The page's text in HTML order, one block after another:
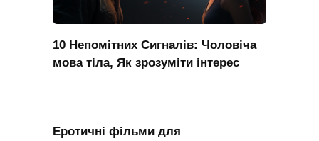
10 Непомітних Сигналів: Чоловіча
мова тіла, Як зрозуміти інтерес
Еротичні фільми для